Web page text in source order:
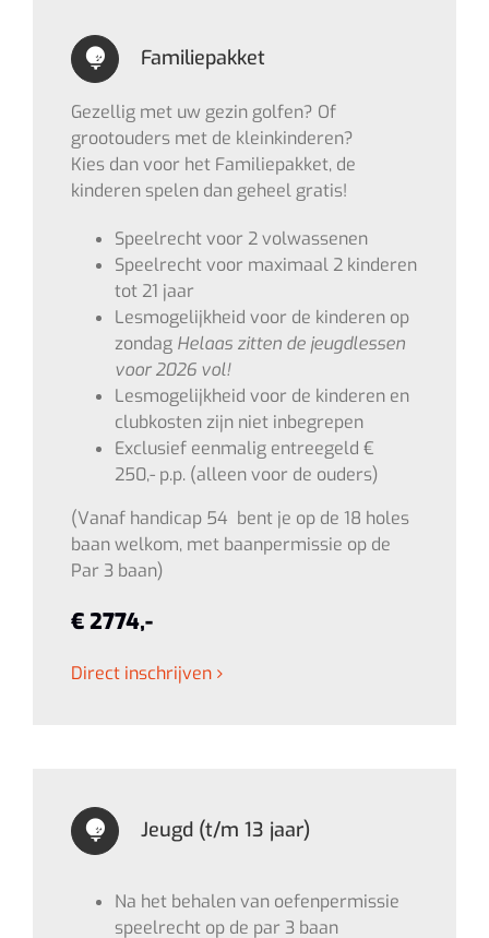
Familiepakket
Gezellig met uw gezin golfen? Of
grootouders met de kleinkinderen?
Kies dan voor het Familiepakket, de
kinderen spelen dan geheel gratis!
Speelrecht voor 2 volwassenen
Speelrecht voor maximaal 2 kinderen
tot 21 jaar
Lesmogelijkheid voor de kinderen op
zondag Helaas zitten de jeugdlessen
voor 2026 vol!
Lesmogelijkheid voor de kinderen en
clubkosten zijn niet inbegrepen
Exclusief eenmalig entreegeld €
250,- p.p. (alleen voor de ouders)
(Vanaf handicap 54 bent je op de 18 holes
baan welkom, met baanpermissie op de
Par 3 baan)
€ 2774,-
Direct inschrijven
Jeugd (t/m 13 jaar)
Na het behalen van oefenpermissie
speelrecht op de par 3 baan